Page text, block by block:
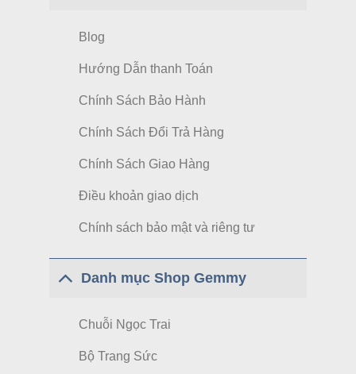
Blog
Hướng Dẫn thanh Toán
Chính Sách Bảo Hành
Chính Sách Đổi Trả Hàng
Chính Sách Giao Hàng
Điều khoản giao dịch
Chính sách bảo mật và riêng tư
Danh mục Shop Gemmy
Chuỗi Ngọc Trai
Bộ Trang Sức